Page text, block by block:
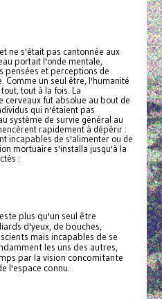
ne s'était pas cantonnée aux
portait l'onde mentale,
pensées et perceptions de
un seul être, l'humanité
tout à la fois. La
cerveaux fut absolue au bout de
qui n'étaient pas
système de survie général au
rapidement à dépérir :
incapables de s'alimenter ou de
mortuaire s'installa jusqu'à la
:
plus qu'un seul être
d'yeux, de bouches,
mais incapables de se
les uns des autres,
par la vision concomitante
l'espace connu.